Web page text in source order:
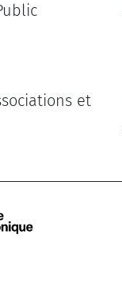
et